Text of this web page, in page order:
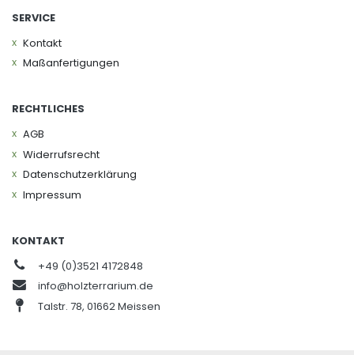
SERVICE
Kontakt
Maßanfertigungen
RECHTLICHES
AGB
Widerrufs­recht
Daten­schutz­erklärung
Impressum
KONTAKT
+49 (0)3521 4172848
info@holzterrarium.de
Talstr. 78, 01662 Meissen